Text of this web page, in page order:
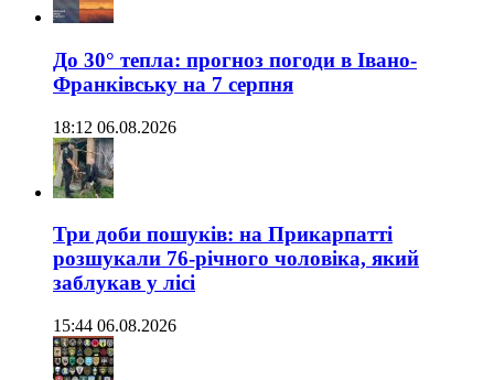
До 30° тепла: прогноз погоди в Івано-
Франківську на 7 серпня
18:12 06.08.2026
Три доби пошуків: на Прикарпатті
розшукали 76-річного чоловіка, який
заблукав у лісі
15:44 06.08.2026